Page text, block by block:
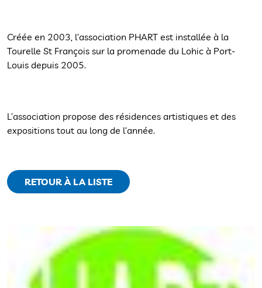
Créée en 2003, l’association PHART est installée à la
Tourelle St François sur la promenade du Lohic à Port-
Louis depuis 2005.
L’association propose des résidences artistiques et des
expositions tout au long de l’année.
RETOUR À LA LISTE